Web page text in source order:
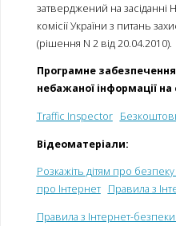
затверджений на засіданні
комісії України з питань
(рішення N 2 від 20.04.2010).
Програмне
небажаної інформації на
Traffic Inspector
Відеоматеріали:
Розкажіть дітям про безпеку
про Інтернет
Правила з
Правила з Інтернет-